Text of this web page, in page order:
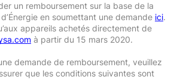
un remboursement sur la base de la
d’Énergie en soumettant une demande ici.
appareils achetés directement de
à partir du 15 mars 2020.
demande de remboursement, veuillez
que les conditions suivantes sont